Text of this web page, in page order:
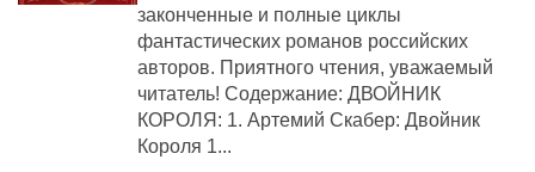
законченные и полные циклы
фантастических романов российских
авторов. Приятного чтения, уважаемый
читатель! Содержание: ДВОЙНИК
КОРОЛЯ: 1. Артемий Скабер: Двойник
Короля 1...